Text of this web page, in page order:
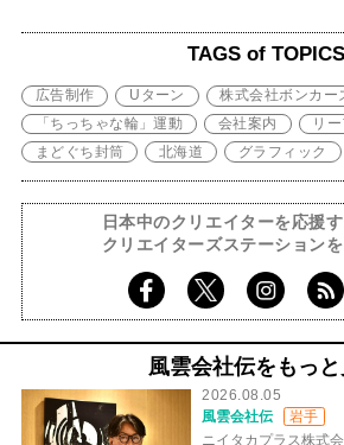
TAGS of TOPICS
広告制作 Uターン 株式会社ボンカー
「ちっちゃな輪」運動
会社案内
リ
まどぐち封筒
北海道 グラフィック
日本中のクリエイターを応援
クリエイターズステーションを
風雲会社伝をもっ
2026.08.05
風雲会社伝
岩手
ニイタカプラス株式